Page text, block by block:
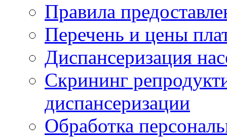
Правила
Перечень и цены
Диспансеризация
Скрининг
диспансеризации
Обработка